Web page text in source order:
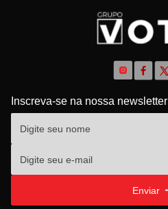
Inscreva-se na nossa newsletter
Enviar